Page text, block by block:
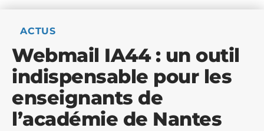
ACTUS
Webmail IA44 : un outil
indispensable pour les
enseignants de
l’académie de Nantes